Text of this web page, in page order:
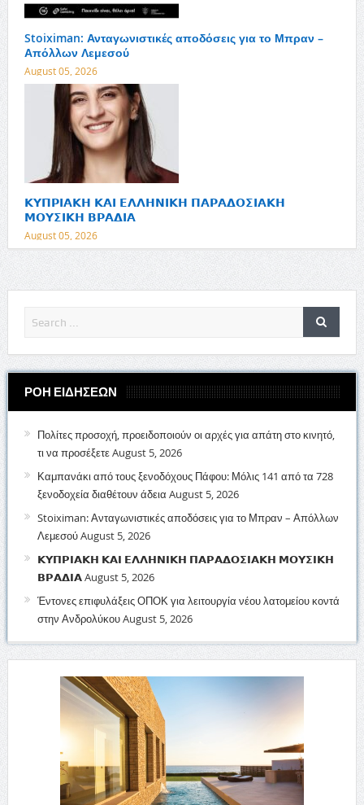
Stoiximan: Ανταγωνιστικές αποδόσεις για το Μπραν –
Απόλλων Λεμεσού
August 05, 2026
𝝟𝝪𝝥𝝦𝝞𝝖𝝟𝝜 𝝟𝝖𝝞 𝝚𝝠𝝠𝝜𝝢𝝞𝝟𝝜 𝝥𝝖𝝦𝝖𝝙𝝤𝝨𝝞𝝖𝝟𝝜
𝝡𝝤𝝪𝝨𝝞𝝟𝝜 𝝗𝝦𝝖𝝙𝝞𝝖
August 05, 2026
ΡΟΗ ΕΙΔΗΣΕΩΝ
Πολίτες προσοχή, προειδοποιούν οι αρχές για απάτη στο κινητό,
τι να προσέξετεAugust 5, 2026
Καμπανάκι από τους ξενοδόχους Πάφου: Μόλις 141 από τα 728
ξενοδοχεία διαθέτουν άδεια August 5, 2026
Stoiximan: Ανταγωνιστικές αποδόσεις για το Μπραν – Απόλλων
ΛεμεσούAugust 5, 2026
𝝟𝝪𝝥𝝦𝝞𝝖𝝟𝝜 𝝟𝝖𝝞 𝝚𝝠𝝠𝝜𝝢𝝞𝝟𝝜 𝝥𝝖𝝦𝝖𝝙𝝤𝝨𝝞𝝖𝝟𝝜 𝝡𝝤𝝪𝝨𝝞𝝟𝝜
𝝗𝝦𝝖𝝙𝝞𝝖August 5, 2026
Έντονες επιφυλάξεις ΟΠΟΚ για λειτουργία νέου λατομείου κοντά
στην ΑνδρολύκουAugust 5, 2026